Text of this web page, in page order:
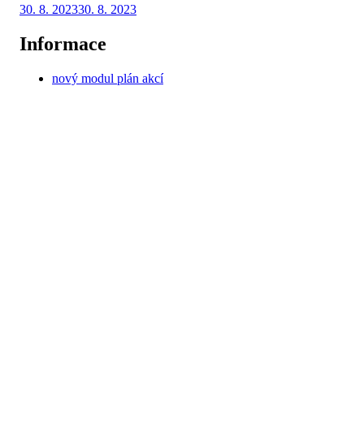
Autor Jaromír Světlík
Zveřejněno
30. 8. 202330. 8. 2023
Informace
nový modul plán akcí